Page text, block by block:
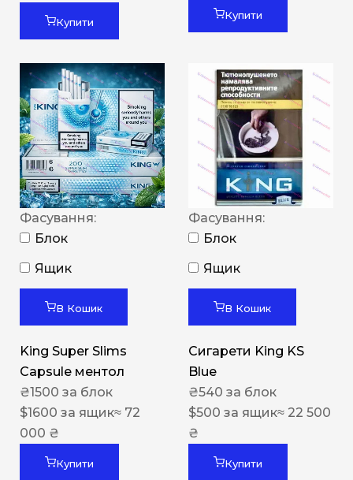
Купити
Купити
Фасування:
Блок
Ящик
В Кошик
King Super Slims
Capsule ментол
₴1500 за блок
$1600 за ящик≈ 72
000 ₴
Купити
Фасування:
Блок
Ящик
В Кошик
Сигарети King KS
Blue
₴540 за блок
$500 за ящик≈ 22 500
₴
Купити